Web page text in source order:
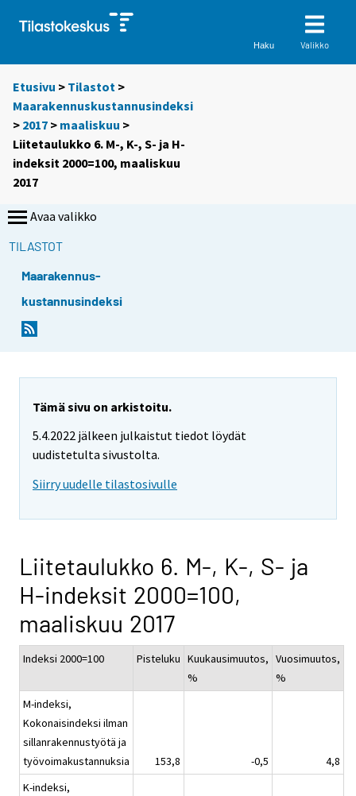
Haku Valikko
Etusivu > Tilastot >
Maarakennuskustannusindeksi
> 2017 > maaliskuu >
Liitetaulukko 6. M-, K-, S- ja H-
indeksit 2000=100, maaliskuu
2017
Avaa valikko
TILASTOT
Maarakennus-
kustannusindeksi
Tämä sivu on arkistoitu.
5.4.2022 jälkeen julkaistut tiedot löydät
uudistetulta sivustolta.
Siirry uudelle tilastosivulle
Liitetaulukko 6. M-, K-, S- ja
H-indeksit 2000=100,
maaliskuu 2017
Indeksi 2000=100 Pisteluku Kuukausimuutos,
%
Vuosimuutos,
%
M-indeksi,
Kokonaisindeksi ilman
sillanrakennustyötä ja
työvoimakustannuksia
153,8 -0,5
4,8
K-indeksi,